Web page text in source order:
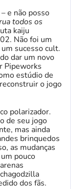
e não posso
todos os
kaiju
Não foi um
sucesso cult.
dar um novo
Pipeworks
estúdio de
o jogo
polarizador.
de seu jogo
mas ainda
brinquedos
as mudanças
pouco
dos fãs.